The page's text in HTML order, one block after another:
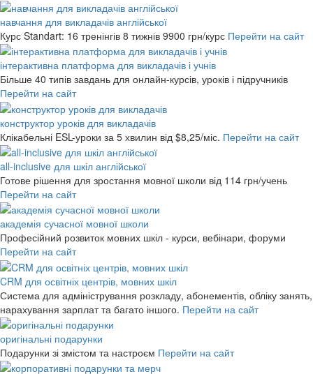
навчання для викладачів англійської
Курс Standart: 16 тренінгів 8 тижнів 9900 грн/курс Перейти на сайт
інтерактивна платформа для викладачів і учнів
Більше 40 типів завдань для онлайн-курсів, уроків і підручників
Перейти на сайт
конструктор уроків для викладачів
Клікабельні ESL-уроки за 5 хвилин від $8,25/міс. Перейти на сайт
all-inclusive для шкіл англійської
Готове рішення для зростання мовної школи від 114 грн/учень
Перейти на сайт
академія сучасної мовної школи
Професійний розвиток мовних шкіл - курси, вебінари, форуми
Перейти на сайт
CRM для освітніх центрів, мовних шкіл
Система для адміністрування розкладу, абонементів, обліку занять,
нарахування зарплат та багато іншого. Перейти на сайт
оригінальні подарунки
Подарунки зі змістом та настроєм Перейти на сайт